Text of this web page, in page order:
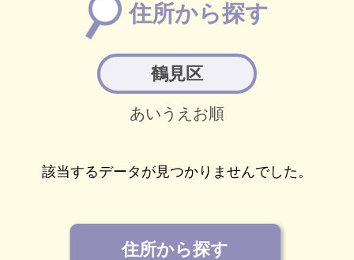
住所から探す
鶴見区
あいうえお順
該当するデータが見つかりませんでした。
住所から探す